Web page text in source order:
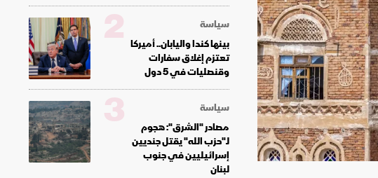
سياسة
بينها كندا واليابان.. أميركا
تعتزم إغلاق سفارات
وقنصليات في 5 دول
2
سياسة
مصادر "الشرق": هجوم
لـ"حزب الله" يقتل جنديين
إسرائيليين في جنوب
لبنان
3